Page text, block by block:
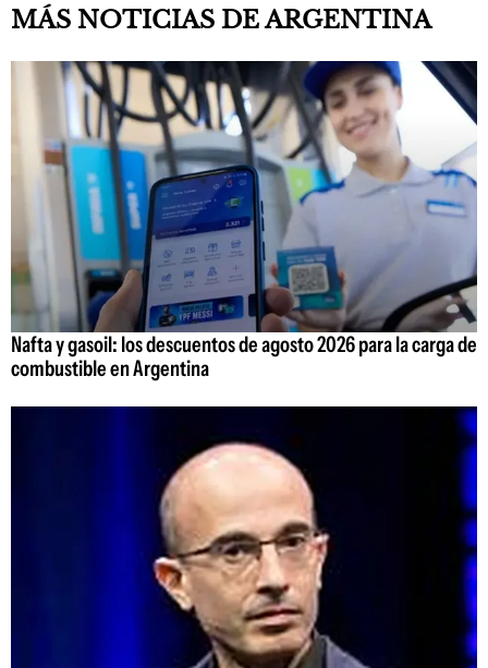
MÁS NOTICIAS DE ARGENTINA
Nafta y gasoil: los descuentos de agosto 2026 para la carga de
combustible en Argentina